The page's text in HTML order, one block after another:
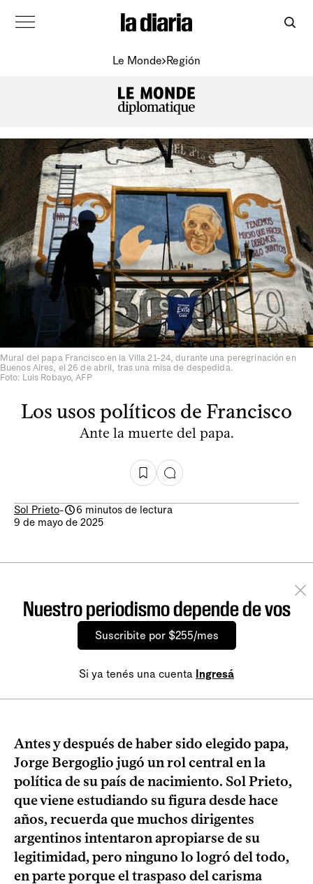
Le Monde Región
Mural del papa Francisco en la Villa 21-24, durante una peregrinación en
Buenos Aires, el 26 de abril, tras una misa de despedida.
Foto: Luis Robayo, AFP
Los usos políticos de Francisco
Ante la muerte del papa.
Sol Prieto-
6 minutos de lectura
9 de mayo de 2025
Nuestro periodismo depende de vos
Suscribite por $255/mes
Si ya tenés una cuenta Ingresá
Antes y después de haber sido elegido papa,
Jorge Bergoglio jugó un rol central en la
política de su país de nacimiento. Sol Prieto,
que viene estudiando su figura desde hace
años, recuerda que muchos dirigentes
argentinos intentaron apropiarse de su
legitimidad, pero ninguno lo logró del todo,
en parte porque el traspaso del carisma